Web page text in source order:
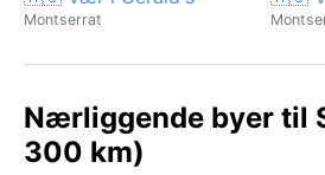
Montserrat
Nærliggende byer til
300 km)